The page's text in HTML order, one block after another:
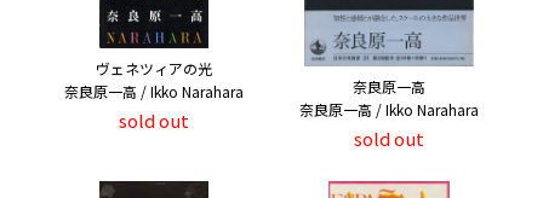
ヴェネツィアの光
奈良原一高 / Ikko Narahara
sold out
奈良原一高
奈良原一高 / Ikko Narahara
sold out